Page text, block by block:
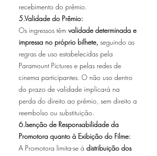
recebimento do prêmio.
5.Validade do Prêmio:
Os ingressos têm validade determinada e
impressa no próprio bilhete, seguindo as
regras de uso estabelecidas pela
Paramount Pictures e pelas redes de
cinema participantes. O não uso dentro
do prazo de validade implicará na
perda do direito ao prêmio, sem direito a
reembolso ou substituição.
6.Isenção de Responsabilidade da
Promotora quanto à Exibição do Filme:
A Promotora limita-se à distribuição dos